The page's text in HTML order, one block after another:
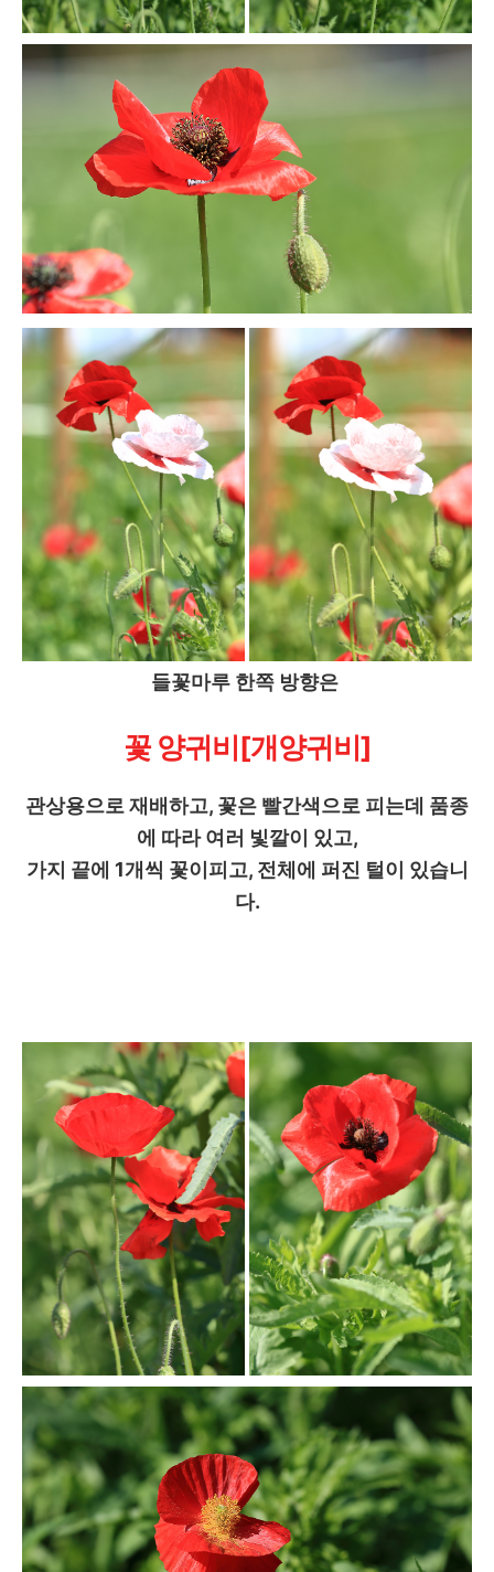
들꽃마루 한쪽 방향은
꽃 양귀비[개양귀비]
관상용으로 재배하고, 꽃은 빨간색으로 피는데 품종
에 따라 여러 빛깔이 있고,
가지 끝에 1개씩 꽃이피고, 전체에 퍼진 털이 있습니
다.